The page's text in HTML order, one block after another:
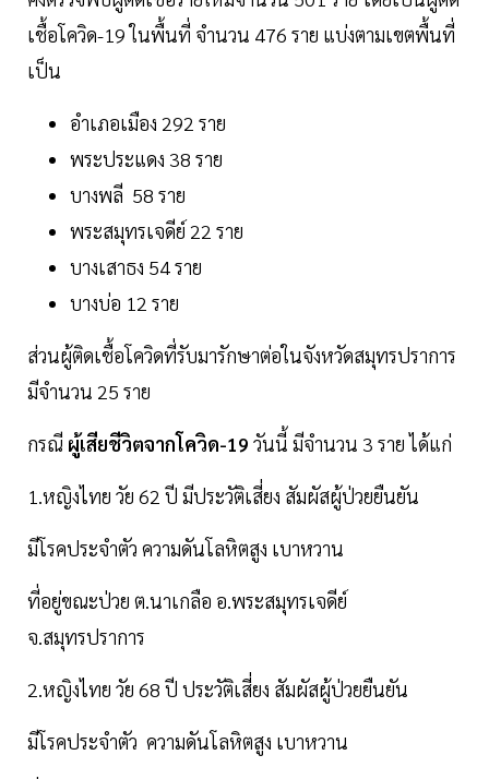
เชื้อโควิด-19 ในพื้นที่ จำนวน 476 ราย แบ่งตามเขตพื้นที่
เป็น
อำเภอเมือง 292 ราย
พระประแดง 38 ราย
บางพลี 58 ราย
พระสมุทรเจดีย์ 22 ราย
บางเสาธง 54 ราย
บางบ่อ 12 ราย
ส่วนผู้ติดเชื้อโควิดที่รับมารักษาต่อในจังหวัดสมุทรปราการ
มีจำนวน 25 ราย
กรณี ผู้เสียชีวิตจากโควิด-19 วันนี้ มีจำนวน 3 ราย ได้แก่
1.หญิงไทย วัย 62 ปี มีประวัติเสี่ยง สัมผัสผู้ป่วยยืนยัน
มีโรคประจำตัว ความดันโลหิตสูง เบาหวาน
ที่อยู่ขณะป่วย ต.นาเกลือ อ.พระสมุทรเจดีย์
จ.สมุทรปราการ
2.หญิงไทย วัย 68 ปี ประวัติเสี่ยง สัมผัสผู้ป่วยยืนยัน
มีโรคประจำตัว ความดันโลหิตสูง เบาหวาน